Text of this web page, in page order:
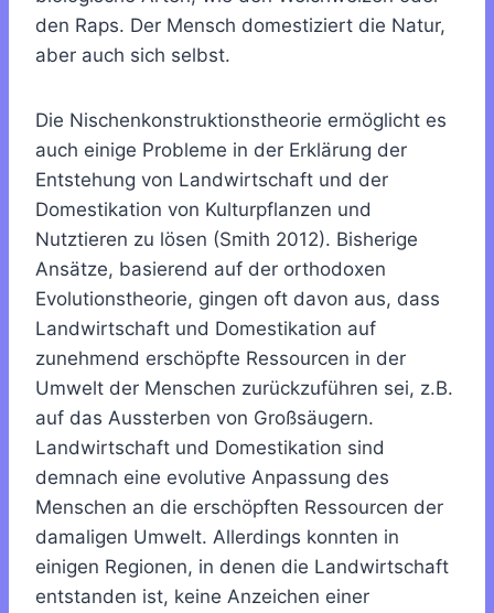
den Raps. Der Mensch domestiziert die Natur,
aber auch sich selbst.
Die Nischenkonstruktionstheorie ermöglicht es
auch einige Probleme in der Erklärung der
Entstehung von Landwirtschaft und der
Domestikation von Kulturpflanzen und
Nutztieren zu lösen (Smith 2012). Bisherige
Ansätze, basierend auf der orthodoxen
Evolutionstheorie, gingen oft davon aus, dass
Landwirtschaft und Domestikation auf
zunehmend erschöpfte Ressourcen in der
Umwelt der Menschen zurückzuführen sei, z.B.
auf das Aussterben von Großsäugern.
Landwirtschaft und Domestikation sind
demnach eine evolutive Anpassung des
Menschen an die erschöpften Ressourcen der
damaligen Umwelt. Allerdings konnten in
einigen Regionen, in denen die Landwirtschaft
entstanden ist, keine Anzeichen einer